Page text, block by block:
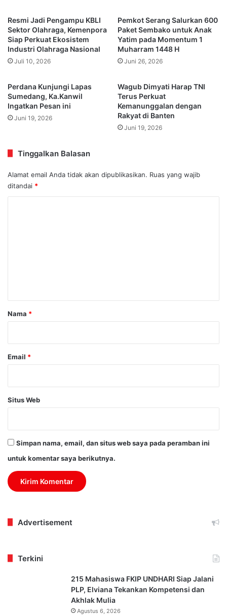
Resmi Jadi Pengampu KBLI
Sektor Olahraga, Kemenpora
Siap Perkuat Ekosistem
Industri Olahraga Nasional
Juli 10, 2026
Pemkot Serang Salurkan 600
Paket Sembako untuk Anak
Yatim pada Momentum 1
Muharram 1448 H
Juni 26, 2026
Perdana Kunjungi Lapas
Sumedang, Ka.Kanwil
Ingatkan Pesan ini
Juni 19, 2026
Wagub Dimyati Harap TNI
Terus Perkuat
Kemanunggalan dengan
Rakyat di Banten
Juni 19, 2026
Tinggalkan Balasan
Alamat email Anda tidak akan dipublikasikan. Ruas yang wajib
ditandai *
rNama *
Email *
Situs Web
Simpan nama, email, dan situs web saya pada peramban ini
untuk komentar saya berikutnya.
Advertisement
Terkini
215 Mahasiswa FKIP UNDHARI Siap Jalani
PLP, Elviana Tekankan Kompetensi dan
Akhlak Mulia
Agustus 6, 2026